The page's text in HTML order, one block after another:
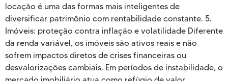
locação é uma das formas mais inteligentes de
diversificar patrimônio com rentabilidade constante. 5.
Imóveis: proteção contra inflação e volatilidade Diferente
da renda variável, os imóveis são ativos reais e não
sofrem impactos diretos de crises financeiras ou
desvalorizações cambiais. Em períodos de instabilidade, o